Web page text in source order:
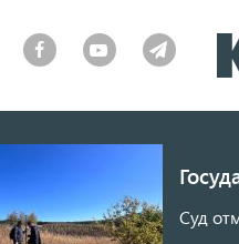
Суд